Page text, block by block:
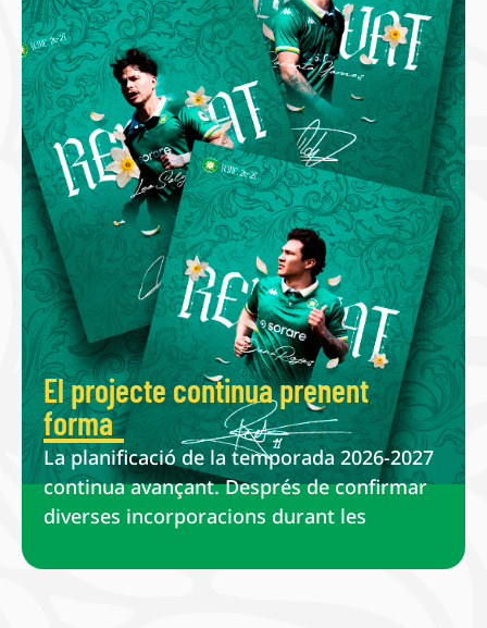
El projecte continua prenent
forma
La planificació de la temporada 2026-2027
continua avançant. Després de confirmar
diverses incorporacions durant les